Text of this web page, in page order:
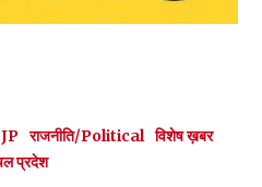
राजनीति/Political विशेष ख़बर
प्रदेश